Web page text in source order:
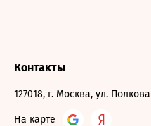
Контакты
127018, г. Москва, ул.
На карте